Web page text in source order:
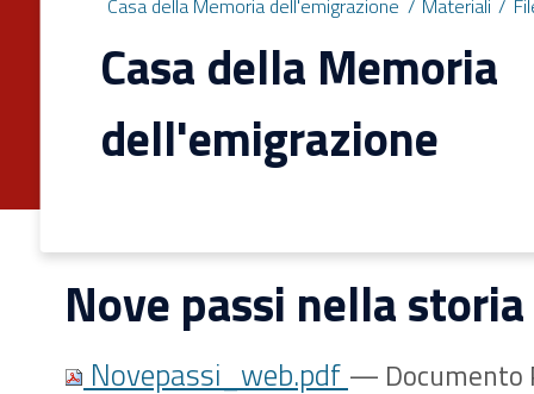
NewsletterCasa della Memoria dell'emigrazione
Materiali
Casa della Memoria
dell'emigrazione
Nove passi nella storia
Novepassi_web.pdf — Documento